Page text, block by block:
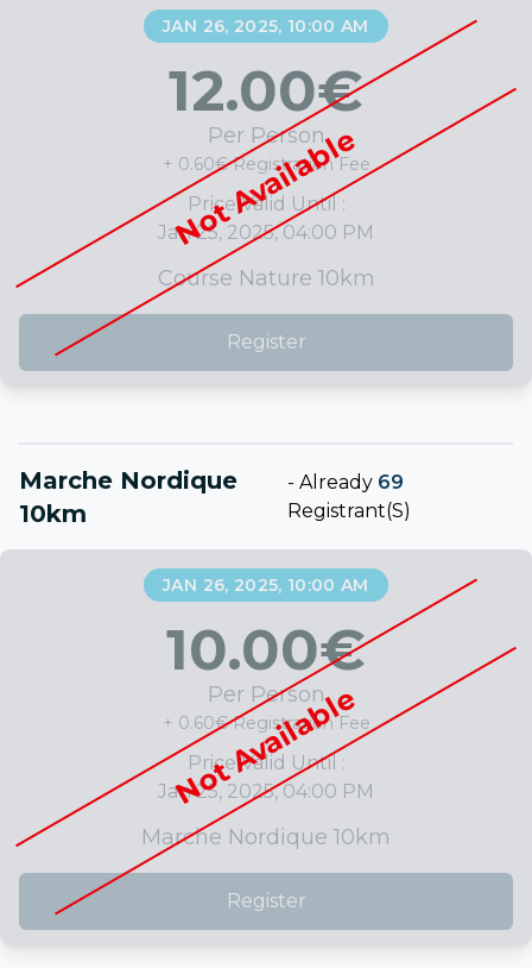
Not Available
JAN 26, 2025, 10:00 AM
12.00€
Per Person
+ 0.60€ Registration Fee
Price Valid Until :
Jan 25, 2025, 04:00 PM
Course Nature 10km
Register
Marche Nordique
10km
-Already 69
Registrant(s)
Not Available
JAN 26, 2025, 10:00 AM
10.00€
Per Person
+ 0.60€ Registration Fee
Price Valid Until :
Jan 25, 2025, 04:00 PM
Marche Nordique 10km
Register